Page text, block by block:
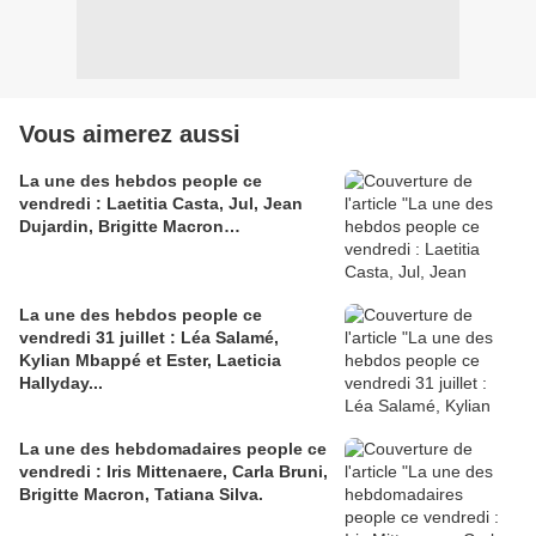
Vous aimerez aussi
La une des hebdos people ce
vendredi : Laetitia Casta, Jul, Jean
Dujardin, Brigitte Macron…
La une des hebdos people ce
vendredi 31 juillet : Léa Salamé,
Kylian Mbappé et Ester, Laeticia
Hallyday...
La une des hebdomadaires people ce
vendredi : Iris Mittenaere, Carla Bruni,
Brigitte Macron, Tatiana Silva.